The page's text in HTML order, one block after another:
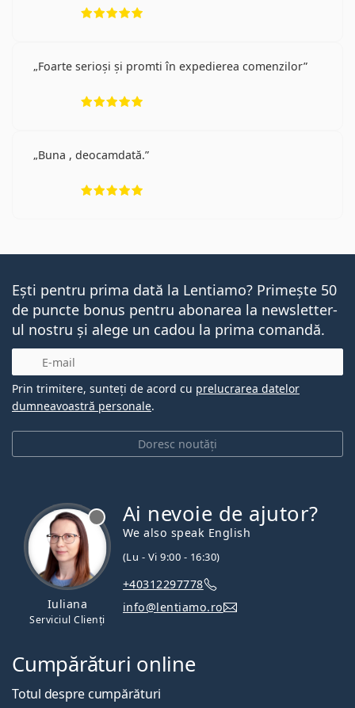
Foarte serioși și promti în expedierea comenzilor
Buna , deocamdată.
Ești pentru prima dată la Lentiamo? Primește 50
de puncte bonus pentru abonarea la newsletter-
ul nostru și alege un cadou la prima comandă.
E-mail
Doresc noutăți
Prin trimitere, sunteți de acord cu prelucrarea datelor
dumneavoastră personale.
Iuliana
Serviciul Clienți
Ai nevoie de ajutor?
We also speak English
(Lu - Vi 9:00 - 16:30)
+40312297778
info@lentiamo.ro
Cumpărături online
Totul despre cumpărături